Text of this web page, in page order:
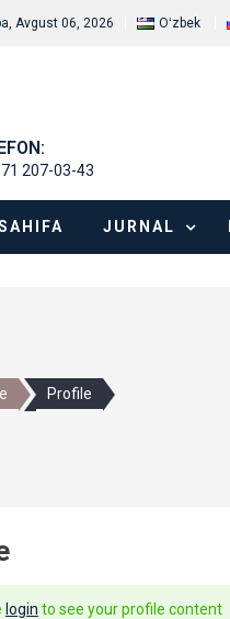
Avgust 06, 2026 Oʻzbek
207-03-43
JURNAL
Profile
login to see your profile content